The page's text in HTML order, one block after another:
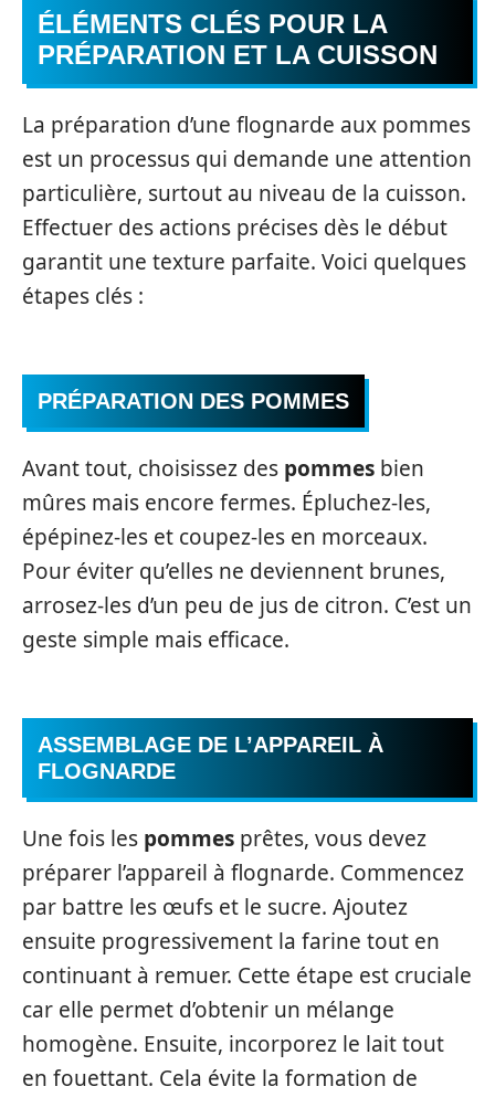
ÉLÉMENTS CLÉS POUR LA
PRÉPARATION ET LA CUISSON
La préparation d’une flognarde aux pommes
est un processus qui demande une attention
particulière, surtout au niveau de la cuisson.
Effectuer des actions précises dès le début
garantit une texture parfaite. Voici quelques
étapes clés :
PRÉPARATION DES POMMES
Avant tout, choisissez des pommes bien
mûres mais encore fermes. Épluchez-les,
épépinez-les et coupez-les en morceaux.
Pour éviter qu’elles ne deviennent brunes,
arrosez-les d’un peu de jus de citron. C’est un
geste simple mais efficace.
ASSEMBLAGE DE L’APPAREIL À
FLOGNARDE
Une fois les pommes prêtes, vous devez
préparer l’appareil à flognarde. Commencez
par battre les œufs et le sucre. Ajoutez
ensuite progressivement la farine tout en
continuant à remuer. Cette étape est cruciale
car elle permet d’obtenir un mélange
homogène. Ensuite, incorporez le lait tout
en fouettant. Cela évite la formation de